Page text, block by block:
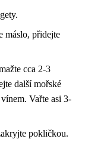
máslo, přidejte
cca 2-3
další mořské
Vařte asi 3-
pokličkou.